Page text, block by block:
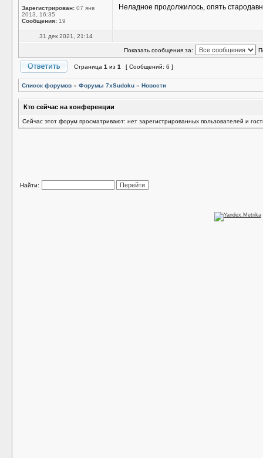
Зарегистрирован: 07 янв
2013, 16:35
Сообщения: 19
Неладное продолжилось, опять
31 дек 2021, 21:14
Показать сообщения за:
Страница 1 из 1 [ Сообщений: 6 ]
Список форумов » Форумы 7xSudoku » Новости
Кто сейчас на конференции
Сейчас этот форум просматривают: нет зарегистрированных пользователей и
Найти: